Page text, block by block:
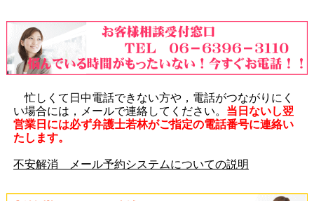
忙しくて日中電話できない方や，電話がつながりにく
い場合には，メールで連絡してください。 当日ないし翌
営業日には必ず弁護士若林がご指定の電話番号に連絡い
たします。
不安解消 メール予約システムについての説明